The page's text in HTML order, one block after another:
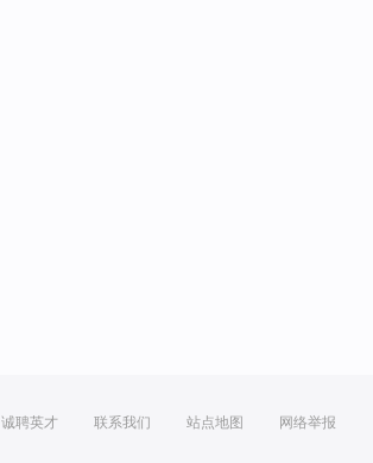
诚聘英才 联系我们 站点地图 网络举报